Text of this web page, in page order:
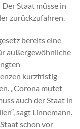
Staat müsse in
zurückzufahren.
bereits eine
außergewöhnliche
kurzfristig
„Corona mutet
auch der Staat in
sagt Linnemann.
schon vor